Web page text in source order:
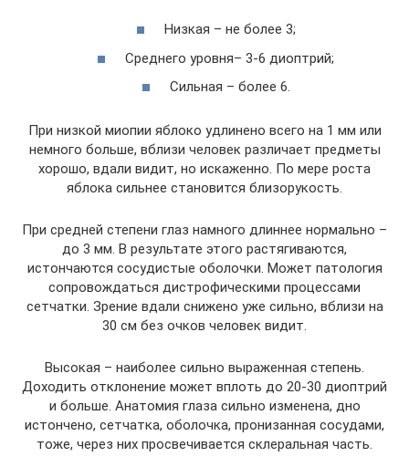
Низкая – не более 3;
Среднего уровня– 3-6 диоптрий;
Сильная – более 6.
При низкой миопии яблоко удлинено всего на 1 мм или
немного больше, вблизи человек различает предметы
хорошо, вдали видит, но искаженно. По мере роста
яблока сильнее становится близорукость.
При средней степени глаз намного длиннее нормально –
до 3 мм. В результате этого растягиваются,
истончаются сосудистые оболочки. Может патология
сопровождаться дистрофическими процессами
сетчатки. Зрение вдали снижено уже сильно, вблизи на
30 см без очков человек видит.
Высокая – наиболее сильно выраженная степень.
Доходить отклонение может вплоть до 20-30 диоптрий
и больше. Анатомия глаза сильно изменена, дно
истончено, сетчатка, оболочка, пронизанная сосудами,
тоже, через них просвечивается склеральная часть.